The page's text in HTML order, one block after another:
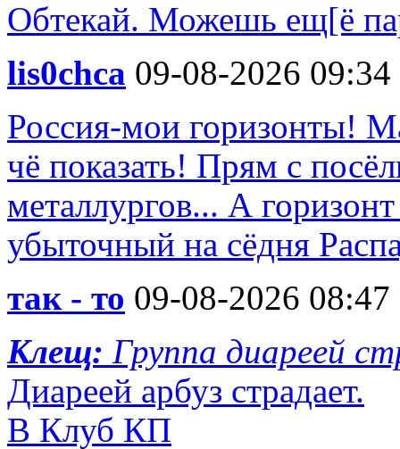
Обтекай. Можешь ещ[ё
lis0chca 09-08-2026 09:34
Россия-мои горизонты!
чё показать! Прям с
металлургов... А
убыточный на сёдня
так - то 09-08-2026 08:47
Клещ: Группа диареей
Диареей арбуз страдает.
В Клуб КП